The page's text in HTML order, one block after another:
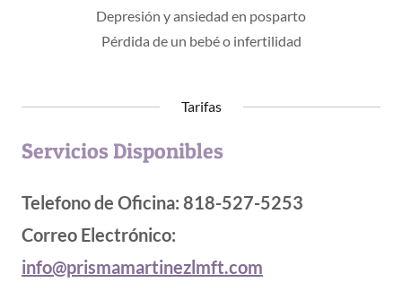
Depresión y ansiedad en posparto
Pérdida de un bebé o infertilidad
Tarifas
Servicios Disponibles
Telefono de Oficina: 818-527-5253
Correo Electrónico:
info@prismamartinezlmft.com